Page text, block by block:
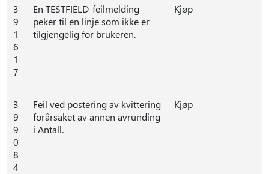
3
9
1
6
1
7
En TESTFIELD-feilmelding
peker til en linje som ikke er
tilgjengelig for brukeren.
Kjøp
3
9
9
0
8
4
Feil ved postering av kvittering
forårsaket av annen avrunding
i Antall.
Kjøp